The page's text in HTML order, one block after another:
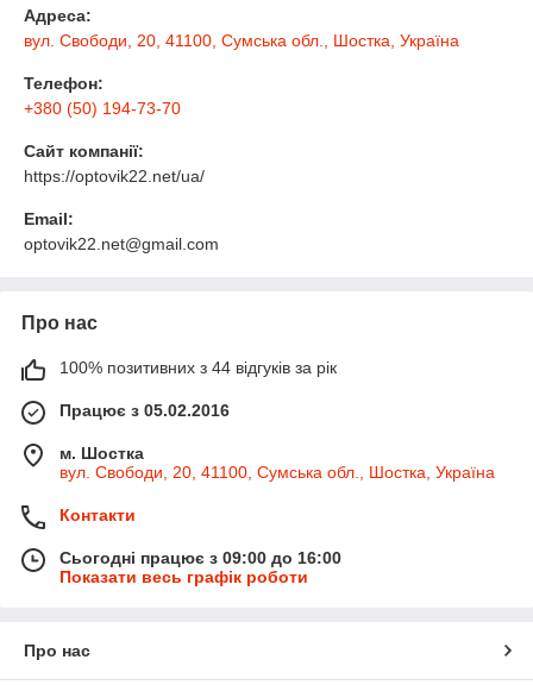
Адреса:
вул. Свободи, 20, 41100, Сумська обл., Шостка, Україна
Телефон:
+380 (50) 194-73-70
Сайт компанії:
https://optovik22.net/ua/
Email:
optovik22.net@gmail.com
Про нас
100% позитивних з 44 відгуків за рік
Працює з 05.02.2016
м. Шостка
вул. Свободи, 20, 41100, Сумська обл., Шостка, Україна
Контакти
Сьогодні працює з 09:00 до 16:00
Показати весь графік роботи
Про нас